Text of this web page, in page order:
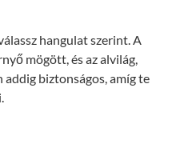
hangulat szerint. A
mögött, és az alvilág,
addig biztonságos, amíg te